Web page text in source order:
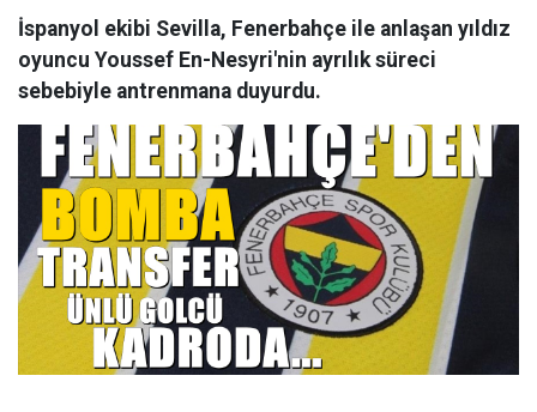
İspanyol ekibi Sevilla, Fenerbahçe ile anlaşan yıldız
oyuncu Youssef En-Nesyri'nin ayrılık süreci
sebebiyle antrenmana duyurdu.